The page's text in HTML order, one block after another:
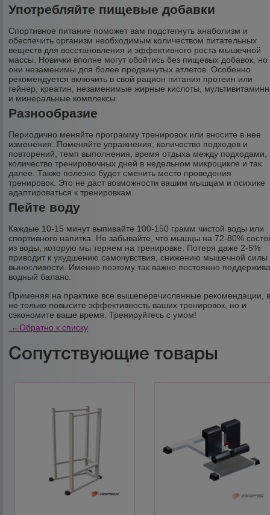
Употребляйте пищевые добавки
Спортивное питание поможет вам подстегнуть анаболизм и
обеспечить организм необходимым количеством питательных
веществ для восстановления и эффективного роста мышечной
массы. Новички вполне могут обойтись без пищевых добавок, но
они незаменимы для более продвинутых атлетов. Особенно
рекомендуется включить в свой рацион питания протеин или
гейнер, креатин, незаменимые жирные кислоты,
и минеральные комплексы.
Разнообразие
Периодично меняйте программу тренировок или вносите в нее
изменения. Поменяйте упражнения, количество подходов и
повторений, темп выполнения, время отдыха между подходами,
количество тренировочных дней в недельном микроцикле и так
далее. Также полезно будет сменить место проведения
тренировок. Это не даст возможности вашим мышцам и психике
адаптироваться к тренировкам.
Пейте воду
Каждые 10-15 минут выпивайте 100-150 грамм чистой воды или
спортивного напитка. Не забывайте, что мышцы на 72-80%
из воды, которую мы теряем на тренировке. Потеря даже 2-5%
приводит к ухудшению самочувствия, снижению мышечной силы
выносливости. Именно поэтому так важно постоянно
водный баланс.
Применяя на практике все вышеперечисленные рекомендации,
не только повысите эффективность ваших тренировок, но и
сэкономите ваше время. Тренируйтесь с умом!
←Обратно к списку
Сопутствующие товары